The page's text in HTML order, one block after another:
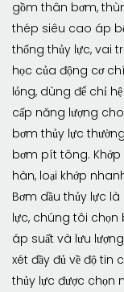
gồm thân bơm,
thép siêu cao áp
thống thủy lực, vai
học của động cơ
lỏng, dùng để chỉ
cấp năng lượng
bơm thủy lực
bơm pít tông. Khớp
hàn, loại khớp
Bơm dầu thủy lực
lực, chúng tôi chọn
áp suất và lưu
xét đầy đủ về độ tin
thủy lực được chọn